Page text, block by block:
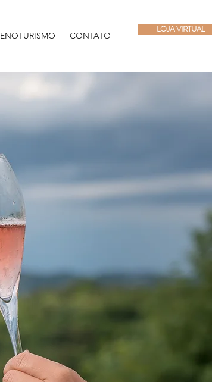
ENOTURISMO CONTATO
LOJA VIRTUAL